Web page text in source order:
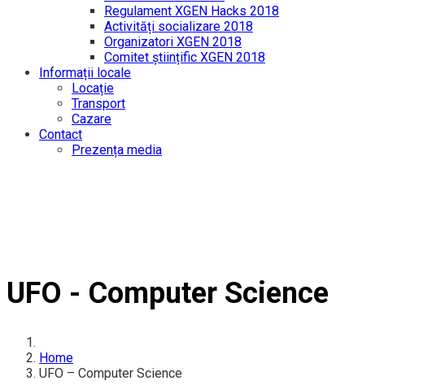
Regulament XGEN Hacks 2018
Activități socializare 2018
Organizatori XGEN 2018
Comitet științific XGEN 2018
Informații locale
Locație
Transport
Cazare
Contact
Prezența media
UFO - Computer Science
Home
UFO – Computer Science